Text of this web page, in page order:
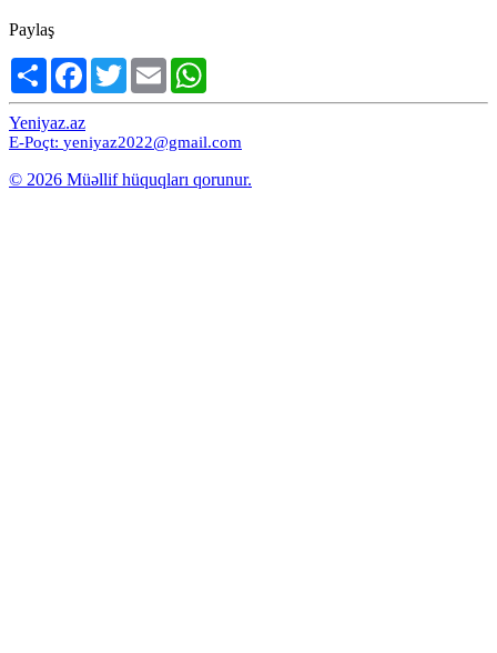
Paylaş
Share Facebook
TwitterEmail
Yeniyaz.az
E-Poçt: yeniyaz2022@gmail.com
© 2026 Müəllif hüquqları qorunur.